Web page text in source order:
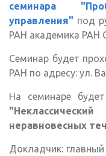
семинара
управления" под
РАН академика РАН
Семинар будет
РАН по адресу: ул.
На семинаре
неравновесных
Докладчик: